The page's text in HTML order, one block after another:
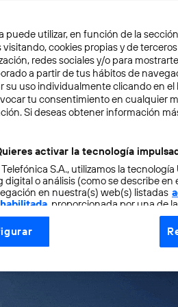
vez te son más comunes
que se limita a
que en vuestra
ahora lo primero que haces
os llega al móvil un aviso
desde hace tiempo es
que de ellos mismos
de la otra persona
puede utilizar, en función de la
visitando, cookies propias y de
redes sociales y/o para
a partir de tus hábitos de
su uso individualmente clicando en
tu consentimiento en cualquier
Si deseas obtener información
activar la tecnología
S.A., utilizamos la
digital o análisis (como se describe
en nuestra(s) web(s) listadas
, proporcionada por una de
consentimiento en cada página web).
Utiq está diseñada con la